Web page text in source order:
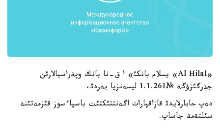
«Al Hilal» يسلام بانكئ» ا ق-نا بانك وپةراسيالارئن
جذرگئزؤگة №1.1.261 ليسةنزيا بةردئ،
دةپ حابارلايدئ قازاقپارات اگةنتتئكتئث باسپاءسوز قئزمةتئنة
سئلتةمة جاساپ.